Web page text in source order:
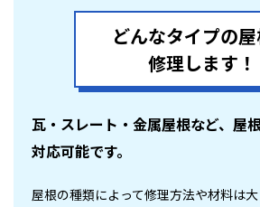
どんなタイプの
修理します！
瓦・スレート・金属屋根など、屋
対応可能です。
屋根の種類によって修理方法や材料は大